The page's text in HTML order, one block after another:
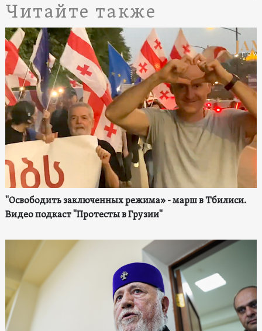
Читайте также
"Освободить заключенных режима» - марш в Тбилиси.
Видео подкаст "Протесты в Грузии"